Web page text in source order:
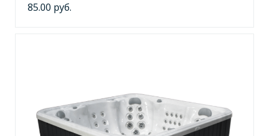
85.00 руб.